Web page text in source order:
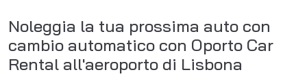
Noleggia la tua prossima auto con
cambio automatico con Oporto Car
Rental all'aeroporto di Lisbona